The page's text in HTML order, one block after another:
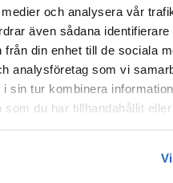
och analysera vår
även sådana identifierare
från din enhet till de sociala
analysföretag som vi
i sin tur kombinera
som du har tillhandahållit
av information från
noggrannhet och
innan de orsakar
kombination av
AI gjorde det möjligt för